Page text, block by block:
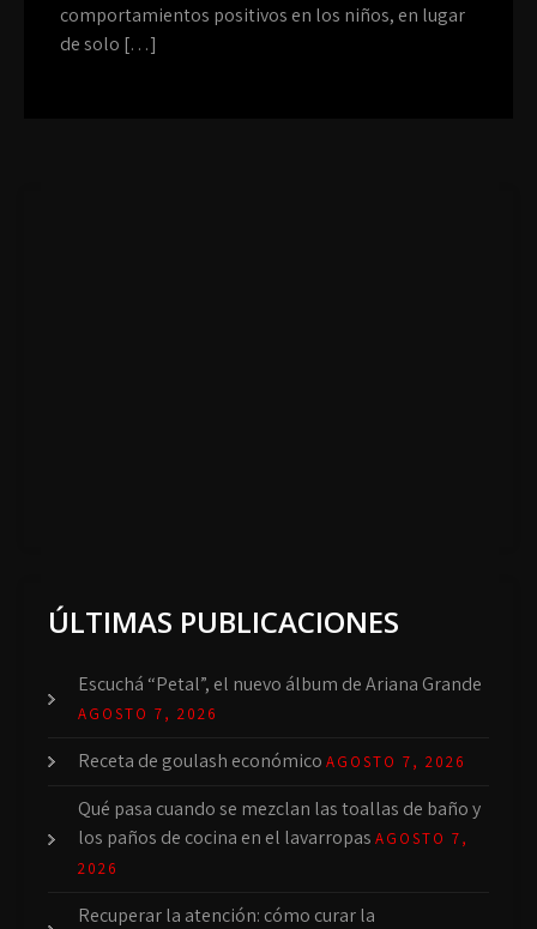
comportamientos positivos en los niños, en lugar
de solo […]
ÚLTIMAS PUBLICACIONES
Escuchá “Petal”, el nuevo álbum de Ariana Grande
AGOSTO 7, 2026
Receta de goulash económico AGOSTO 7, 2026
Qué pasa cuando se mezclan las toallas de baño y
los paños de cocina en el lavarropas AGOSTO 7,
2026
Recuperar la atención: cómo curar la